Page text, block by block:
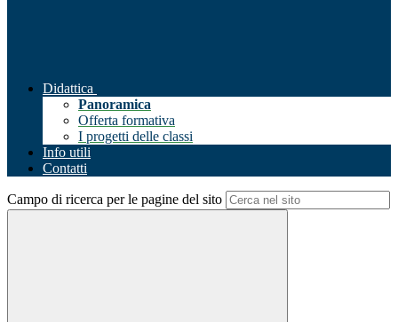
Didattica
Panoramica
Offerta formativa
I progetti delle classi
Info utili
Contatti
Campo di ricerca per le pagine del sito